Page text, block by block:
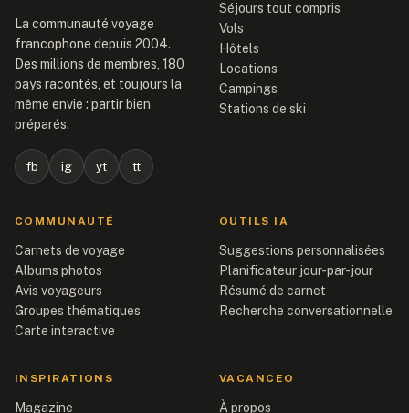
La communauté voyage
francophone depuis 2004.
Des millions de membres, 180
pays racontés, et toujours la
même envie : partir bien
préparés.
fb ig yt tt
Séjours tout compris
Vols
Hôtels
Locations
Campings
Stations de ski
COMMUNAUTÉ
Carnets de voyage
Albums photos
Avis voyageurs
Groupes thématiques
Carte interactive
OUTILS IA
Suggestions personnalisées
Planificateur jour-par-jour
Résumé de carnet
Recherche conversationnelle
INSPIRATIONS
Magazine
VACANCEO
À propos